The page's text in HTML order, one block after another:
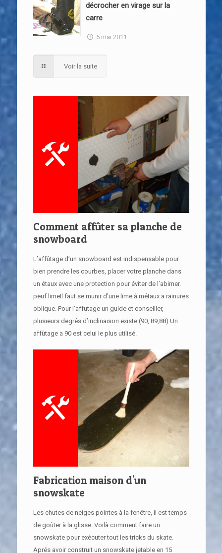
décrocher en virage sur la
carre
5 mai 2011
Voir la suite
Comment affûter sa planche de
snowboard
L’affûtage d’un snowboard est indispensable pour
bien prendre les courbes, placer votre planche dans
un étaux avec une protection pour éviter de l’abimer.
peuf limeIl faut se munir d’une lime à métaux a rainures
oblique. Pour l’affutage un guide et conseiller,
plusieurs degrés d’inclinaison existe (90, 89,88) Un
affûtage a 90 est celui le plus utilisé.
Fabrication maison d'un
snowskate
Les chutes de neiges pointes à la fenêtre, il est temps
de goûter à la glisse. Voilà comment faire un
snowskate pour exécuter tout les tricks du skate.
Aprés avoir construit un snowskate jetable en 15